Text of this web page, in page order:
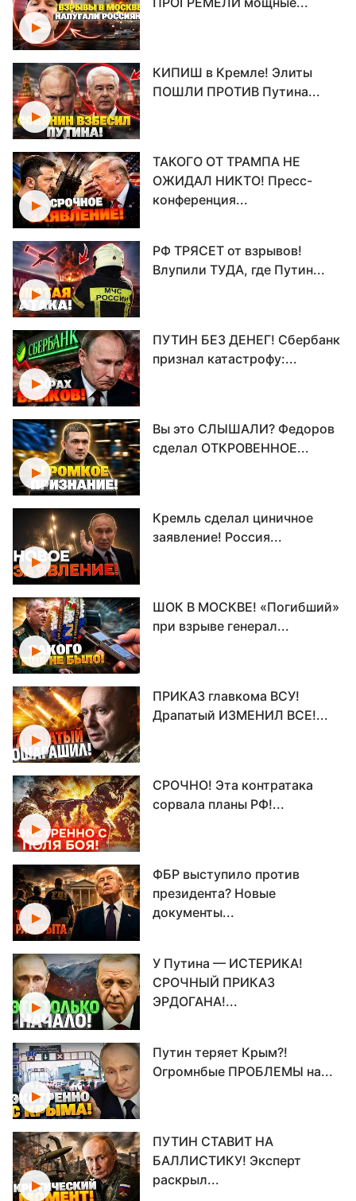
КИПИШ в Кремле! Элиты
ПОШЛИ ПРОТИВ Путина...
ТАКОГО ОТ ТРАМПА НЕ
ОЖИДАЛ НИКТО! Пресс-
конференция...
РФ ТРЯСЕТ от взрывов!
Влупили ТУДА, где Путин...
ПУТИН БЕЗ ДЕНЕГ! Сбербанк
признал катастрофу:...
Вы это СЛЫШАЛИ? Федоров
сделал ОТКРОВЕННОЕ...
Кремль сделал циничное
заявление! Россия...
ШОК В МОСКВЕ! «Погибший»
при взрыве генерал...
ПРИКАЗ главкома ВСУ!
Драпатый ИЗМЕНИЛ ВСЕ!...
СРОЧНО! Эта контратака
сорвала планы РФ!...
ФБР выступило против
президента? Новые
документы...
У Путина — ИСТЕРИКА!
СРОЧНЫЙ ПРИКАЗ
ЭРДОГАНА!...
Путин теряет Крым?!
Огромнбые ПРОБЛЕМЫ на...
ПУТИН СТАВИТ НА
БАЛЛИСТИКУ! Эксперт
раскрыл...